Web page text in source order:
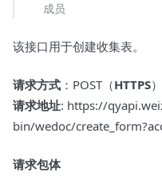
成员
该接口用于创建收集表。
请求方式 ：POST（HTTPS）
请求地址: https://
bin/wedoc/
请求包体